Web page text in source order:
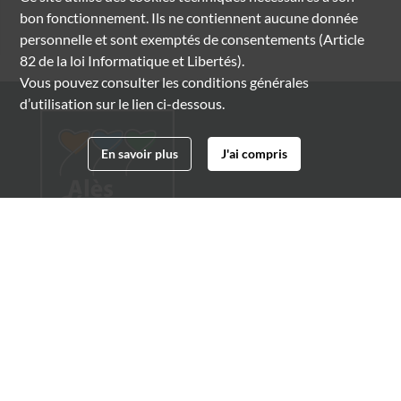
bon fonctionnement. Ils ne contiennent aucune donnée
personnelle et sont exemptés de consentements (Article
82 de la loi Informatique et Libertés).
Vous pouvez consulter les conditions générales
d’utilisation sur le lien ci-dessous.
En savoir plus J'ai compris